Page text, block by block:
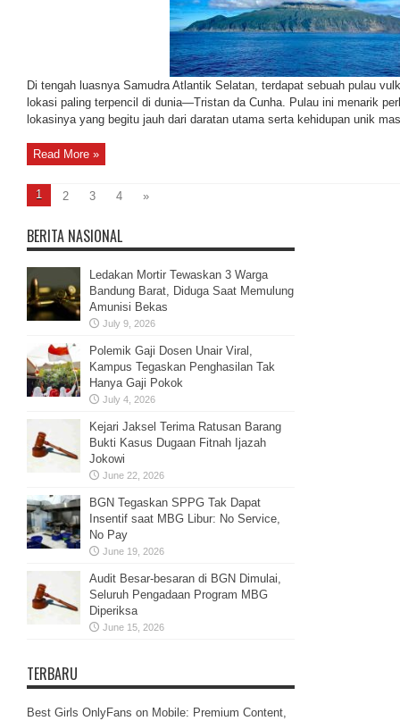
Di tengah luasnya Samudra Atlantik Selatan, terdapat sebuah pulau
lokasi paling terpencil di dunia—Tristan da Cunha. Pulau ini menarik
lokasinya yang begitu jauh dari daratan utama serta kehidupan unik
Read More »
1 2 3 4 »
BERITA NASIONAL
Ledakan Mortir Tewaskan 3 Warga
Bandung Barat, Diduga Saat Memulung
Amunisi Bekas
July 9, 2026
Polemik Gaji Dosen Unair Viral,
Kampus Tegaskan Penghasilan Tak
Hanya Gaji Pokok
July 4, 2026
Kejari Jaksel Terima Ratusan Barang
Bukti Kasus Dugaan Fitnah Ijazah
Jokowi
June 22, 2026
BGN Tegaskan SPPG Tak Dapat
Insentif saat MBG Libur: No Service,
No Pay
June 19, 2026
Audit Besar-besaran di BGN Dimulai,
Seluruh Pengadaan Program MBG
Diperiksa
June 15, 2026
TERBARU
Best Girls OnlyFans on Mobile: Premium Content,